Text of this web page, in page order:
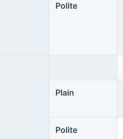
Polite
Plain
Polite